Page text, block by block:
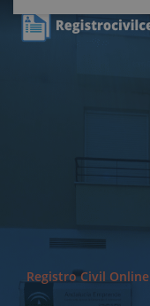
Registro Civil Online